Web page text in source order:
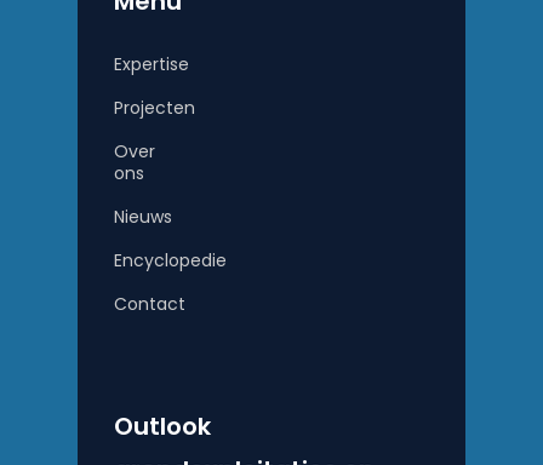
Expertise
Projecten
Over
ons
Nieuws
Encyclopedie
Contact
Outlook